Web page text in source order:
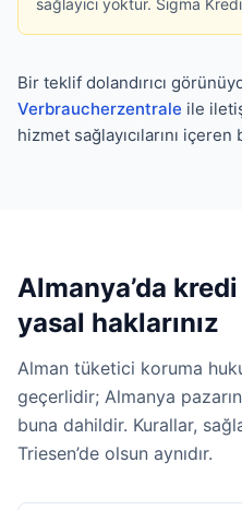
sağlayıcı yoktur. Sigma
Bir teklif dolandırıcı
Verbraucherzentrale ile
hizmet sağlayıcılarını
Almanya’da
yasal haklarınız
Alman tüketici koruma
geçerlidir; Almanya
buna dahildir. Kurallar,
Triesen’de olsun aynıdır.